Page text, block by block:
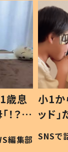
歳息
？」
編集部
小1か
ッド
作り
#令和
SNSで